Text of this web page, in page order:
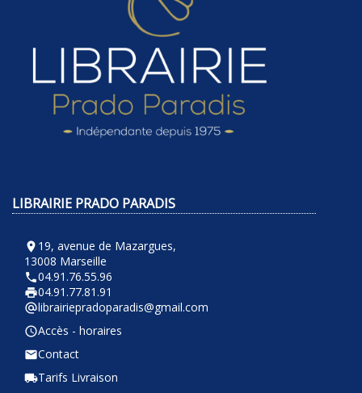
LIBRAIRIE PRADO PARADIS
room 19, avenue de Mazargues,
13008 Marseille
phone04.91.76.55.96
local_printshop04.91.77.81.91
alternate_emaillibrairiepradoparadis@gmail.com
query_builderAccès - horaires
emailContact
local_shippingTarifs Livraison